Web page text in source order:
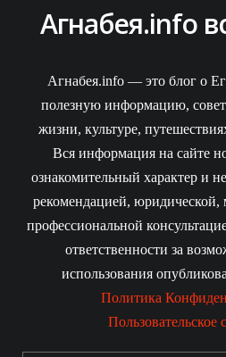
Агнабея.info
Агнабея.info — это блог о
полезную информацию,
жизни, культуре,
Вся информация на сайте
ознакомительный характер и
рекомендацией,
профессиональной
ответственности за
использования
Политика
Пользовательское